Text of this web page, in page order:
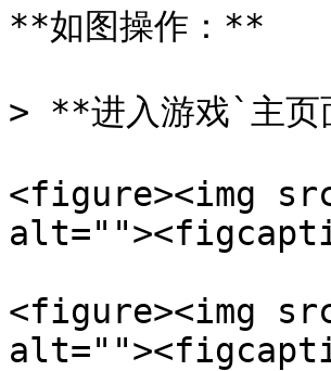
**如图操作：**
> **进入游戏`主
<figure><img
<figure><img